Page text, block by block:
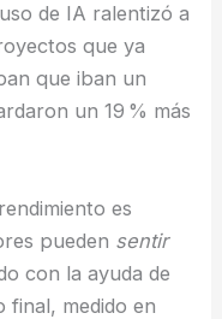
de IA ralentizó a
que ya
que iban un
un 19 % más
es
pueden sentir
con la ayuda de
final, medido en